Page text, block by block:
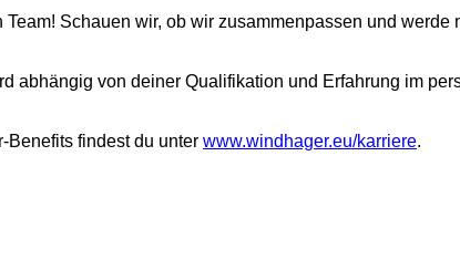
Schauen wir, ob wir zusammenpassen und werde
abhängig von deiner Qualifikation und Erfahrung im
Benefits findest du unter www.windhager.eu/karriere.